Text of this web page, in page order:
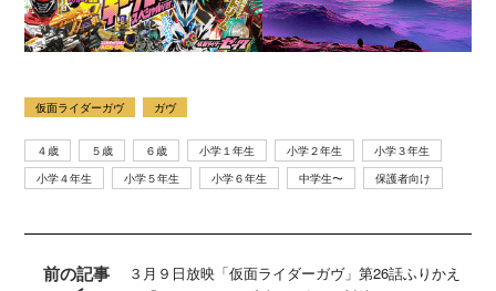
仮面ライダーガヴ ガヴ
４歳 ５歳 ６歳 小学１年生 小学２年生
小学３年生
小学４年生
小学５年生 小学６年生 中学生〜 保護者向け
前の記事
３月９日放映「仮面ライダーガヴ」第26話ふりかえ